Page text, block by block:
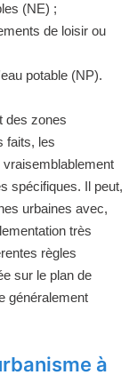
(NE) ;
de loisir ou
potable (NP).
des zones
faits, les
spécifiques. Il peut,
urbaines avec,
très
règles
sur le plan de
généralement
à